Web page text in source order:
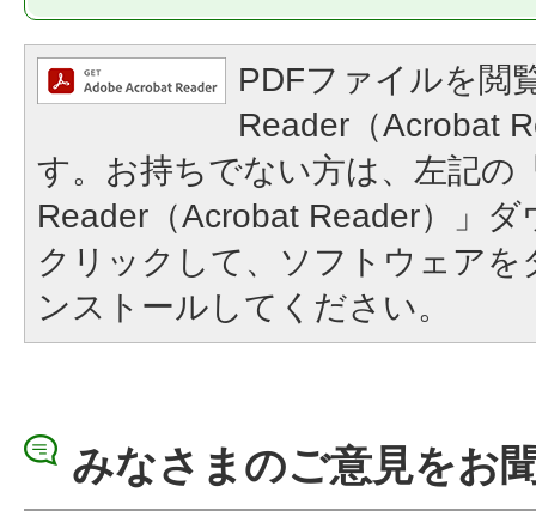
PDFファイルを閲
Reader（Acrobat
す。お持ちでない方は、左記の
Reader（Acrobat Reader）」
クリックして、ソフトウェア
ンストールしてください。
みなさまのご意見をお